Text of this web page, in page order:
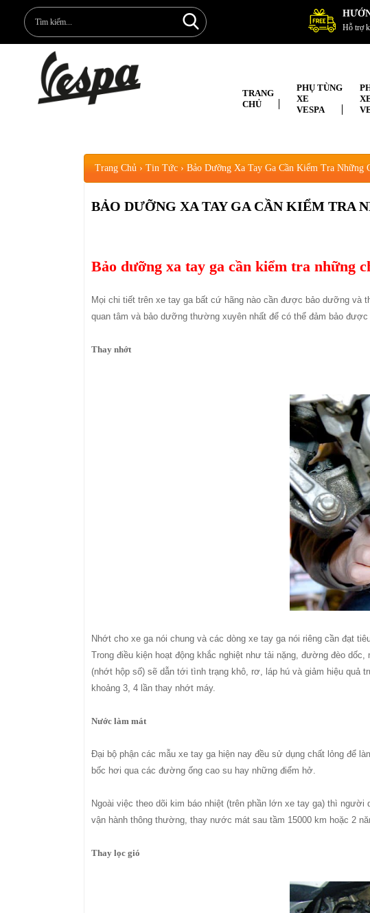
Hỗ trợ
TRANG
CHỦ
PHỤ TÙNG
XE
VESPA
Trang Chủ › Tin Tức › Bảo Dưỡng Xa Tay Ga Cần Kiểm Tra Những
BẢO DƯỠNG XA TAY GA CẦN KIỂM TRA
Bảo dưỡng xa tay ga cần kiểm tra những
Mọi chi tiết trên xe tay ga bất cứ hãng nào cần được bảo dưỡng
quan tâm và bảo dưỡng thường xuyên nhất để có thể đảm bảo
Thay nhớt
Nhớt cho xe ga nói chung và các dòng xe tay ga nói riêng cần đạt
Trong điều kiện hoạt động khắc nghiệt như tải nặng, đường đèo
(nhớt hộp số) sẽ dẫn tới tình trạng khô, rơ, láp hú và giảm hiệu quả
khoảng 3, 4 lần thay nhớt máy.
Nước làm mát
Đại bộ phận các mẫu xe tay ga hiện nay đều sử dụng chất lỏng để
bốc hơi qua các đường ống cao su hay những điểm hở.
​Ngoài việc theo dõi kim báo nhiệt (trên phần lớn xe tay ga) thì
vận hành thông thường, thay nước mát sau tầm 15000 km hoặc 2
Thay lọc gió